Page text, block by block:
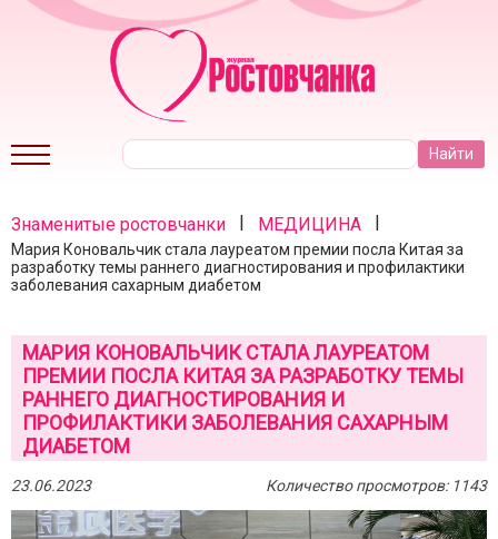
Знаменитые ростовчанки | МЕДИЦИНА |
Мария Коновальчик стала лауреатом премии посла Китая за
разработку темы раннего диагностирования и профилактики
заболевания сахарным диабетом
МАРИЯ КОНОВАЛЬЧИК СТАЛА ЛАУРЕАТОМ
ПРЕМИИ ПОСЛА КИТАЯ ЗА РАЗРАБОТКУ ТЕМЫ
РАННЕГО ДИАГНОСТИРОВАНИЯ И
ПРОФИЛАКТИКИ ЗАБОЛЕВАНИЯ САХАРНЫМ
ДИАБЕТОМ
23.06.2023 Количество просмотров: 1143